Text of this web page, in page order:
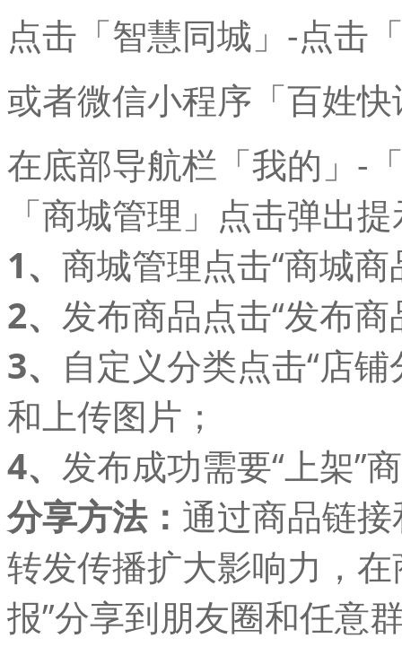
点击「智慧同城」-点击
或者微信小程序「百姓
在底部导航栏「我的」-
「商城管理」点击弹出
1、 商城管理点击“商城商
2、 发布商品点击“发布商
3、 自定义分类点击“店
和上传图片；
4、 发布成功需要“上架”
分享方法： 通过商品链
转发传播扩大影响力，
报”分享到朋友圈和任意